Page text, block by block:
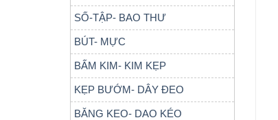
SỐ-TẬP- BAO THƯ
BÚT- MỰC
BẤM KIM- KIM KẸP
KẸP BƯỚM- DÂY ĐEO
BĂNG KEO- DAO KÉO